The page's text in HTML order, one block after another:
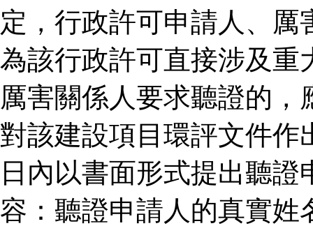
定，行政許可申請人、
為該行政許可直接涉及重
厲害關係人要求聽證的
對該建設項目環評文件作
日內以書面形式提出聽
容：聽證申請人的真實姓